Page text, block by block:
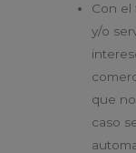
Con
y/o
que
caso